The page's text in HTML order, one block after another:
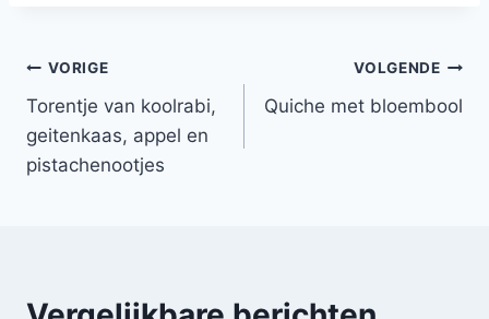
Bericht
navigatie
VORIGE
Torentje van koolrabi,
geitenkaas, appel en
pistachenootjes
VOLGENDE
Quiche met bloembool